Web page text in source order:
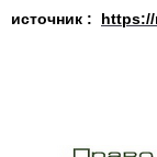
источник :